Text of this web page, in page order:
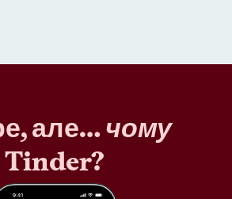
але…чому
Tinder?